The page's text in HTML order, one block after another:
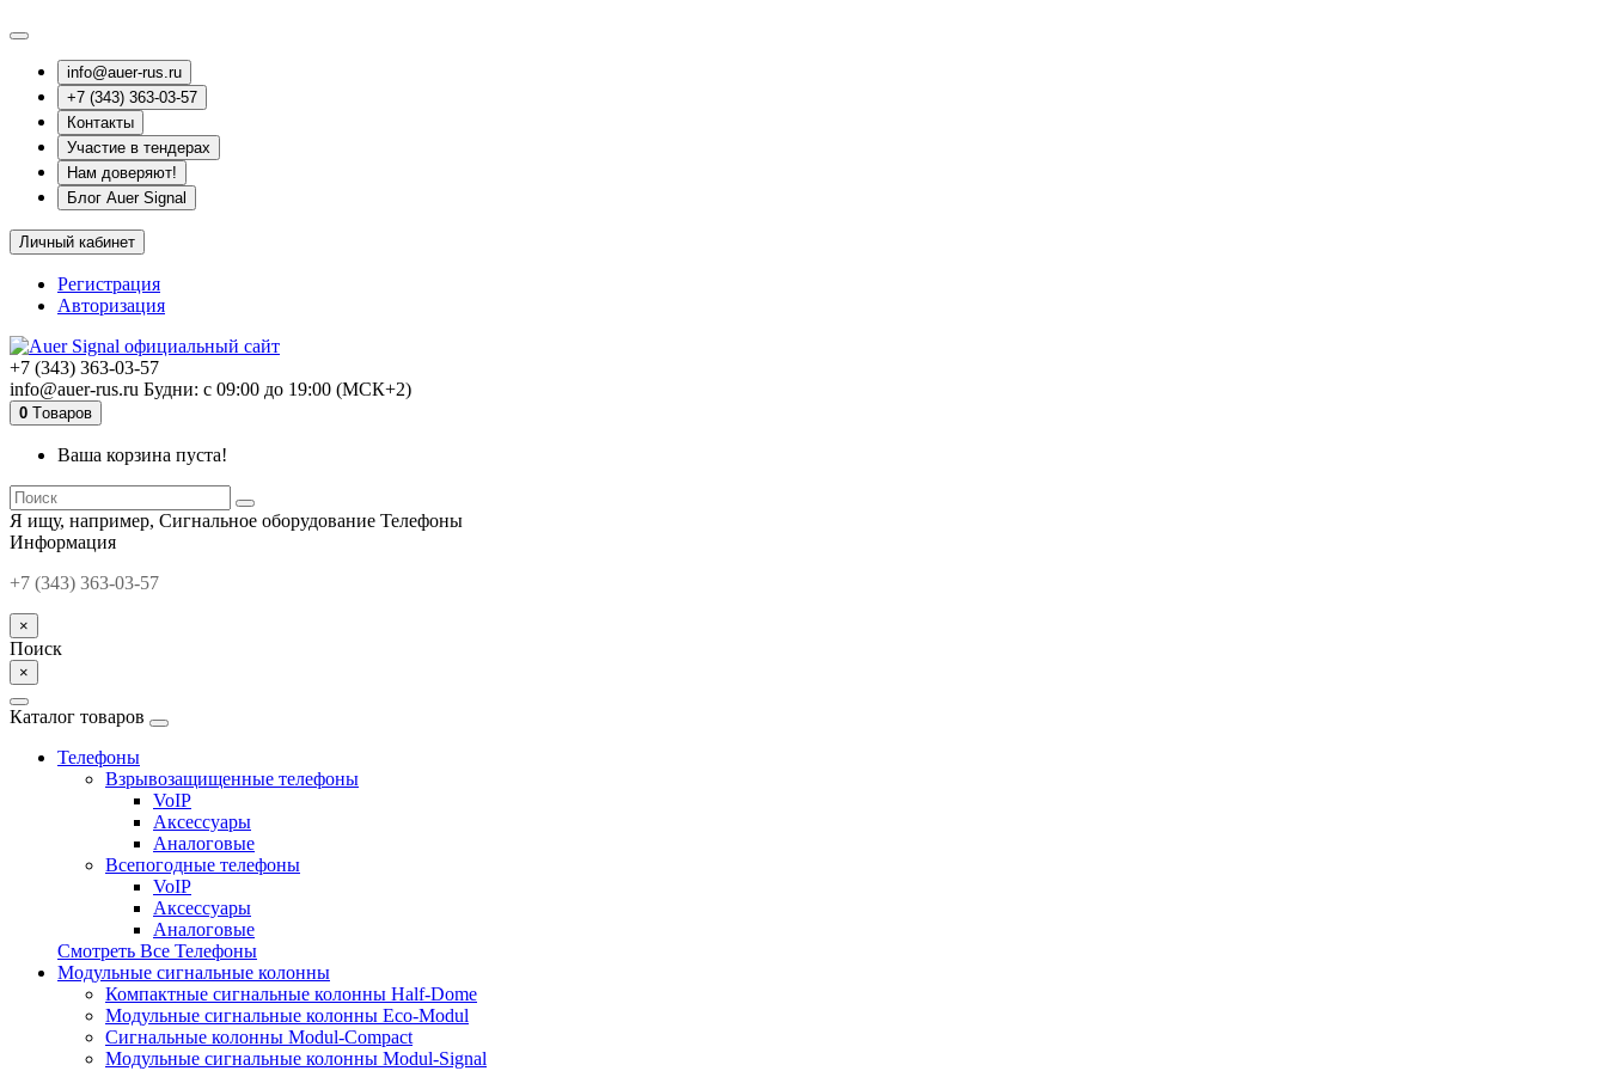
info@auer-rus.ru
+7 (343) 363-03-57
Контакты
Участие в тендерах
Нам доверяют!
Блог Auer Signal
Личный кабинет
Регистрация
Авторизация
+7 (343) 363-03-57
info@auer-rus.ru Будни: с 09:00 до 19:00 (МСК+2)
0 Tоваров
Ваша корзина пуста!
Я ищу, например, Сигнальное оборудование Телефоны
Информация
+7 (343) 363-03-57
×
Поиск
×
Каталог товаров
Телефоны
Взрывозащищенные телефоны
VoIP
Аксессуары
Аналоговые
Всепогодные телефоны
VoIP
Аксессуары
Аналоговые
Смотреть Все Телефоны
Модульные сигнальные колонны
Компактные сигнальные колонны Half-Dome
Модульные сигнальные колонны Eco-Modul
Сигнальные колонны Modul-Compact
Модульные сигнальные колонны Modul-Signal